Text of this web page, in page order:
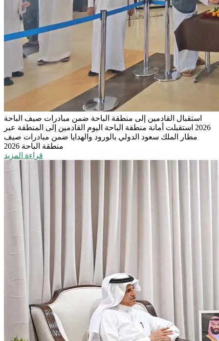
استقبال القادمين إلى منطقة الباحة ضمن مبادرات صيف الباحة
2026 استقبلت أمانة منطقة الباحة اليوم القادمين إلى المنطقة عبر
مطار الملك سعود الدولي بالورود والهدايا ضمن مبادرات صيف
منطقة الباحة 2026
قراءة المزيد